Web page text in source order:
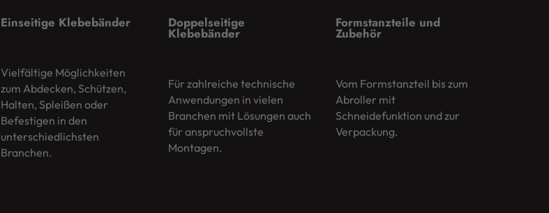
Einseitige Klebebänder
Vielfältige Möglichkeiten
zum Abdecken, Schützen,
Halten, Spleißen oder
Befestigen in den
unterschiedlichsten
Branchen.
Doppelseitige
Klebebänder
Für zahlreiche technische
Anwendungen in vielen
Branchen mit Lösungen auch
für anspruchvollste
Montagen.
Formstanzteile und
Zubehör
Vom Formstanzteil bis zum
Abroller mit
Schneidefunktion und zur
Verpackung.